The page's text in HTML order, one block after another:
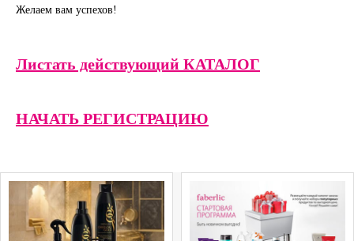
Желаем вам успехов!
Листать действующий КАТАЛОГ
НАЧАТЬ РЕГИСТРАЦИЮ